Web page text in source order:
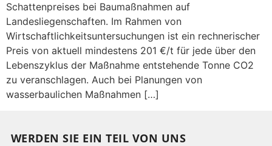
Schattenpreises bei Baumaßnahmen auf
Landesliegenschaften. Im Rahmen von
Wirtschaftlichkeitsuntersuchungen ist ein rechnerischer
Preis von aktuell mindestens 201 €/t für jede über den
Lebenszyklus der Maßnahme entstehende Tonne CO2
zu veranschlagen. Auch bei Planungen von
wasserbaulichen Maßnahmen […]
WERDEN SIE EIN TEIL VON UNS